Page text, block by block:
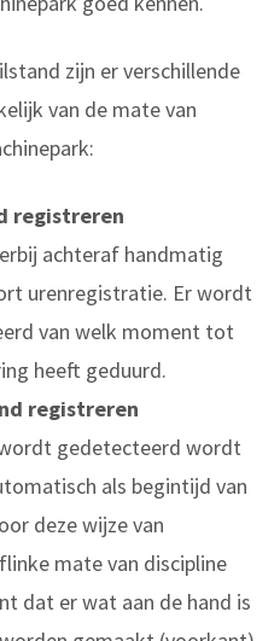
zijn er verschillende
van de mate van
registreren
achteraf handmatig
urenregistratie. Er wordt
van welk moment tot
heeft geduurd.
registreren
gedetecteerd wordt
als begintijd van
deze wijze van
mate van discipline
dat er wat aan de hand is